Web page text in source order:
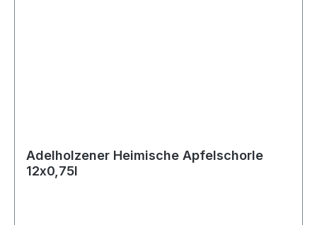
Adelholzener Heimische Apfelschorle
12x0,75l